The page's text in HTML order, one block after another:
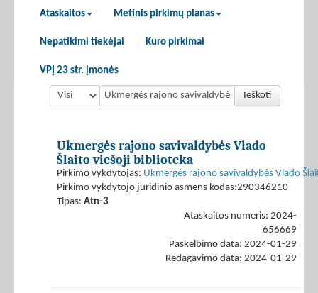
Ataskaitos Metinis pirkimų planas
Nepatikimi tiekėjai Kuro pirkimai
VPĮ 23 str. įmonės
Ieškoti
Ukmergės rajono savivaldybės Vlado
Šlaito viešoji biblioteka
Pirkimo vykdytojas: Ukmergės rajono savivaldybės Vlado
Pirkimo vykdytojo juridinio asmens kodas:290346210
Tipas: Atn-3
Ataskaitos numeris: 2024-
656669
Paskelbimo data: 2024-01-29
Redagavimo data: 2024-01-29